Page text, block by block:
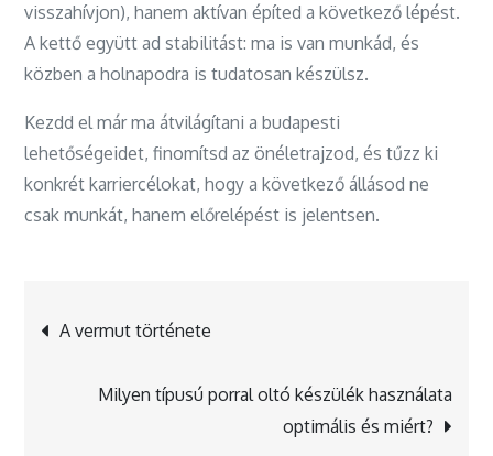
visszahívjon), hanem aktívan építed a következő lépést.
A kettő együtt ad stabilitást: ma is van munkád, és
közben a holnapodra is tudatosan készülsz.
Kezdd el már ma átvilágítani a budapesti
lehetőségeidet, finomítsd az önéletrajzod, és tűzz ki
konkrét karriercélokat, hogy a következő állásod ne
csak munkát, hanem előrelépést is jelentsen.
Bejegyzés
navigáció
A vermut története
Milyen típusú porral oltó készülék használata
optimális és miért?